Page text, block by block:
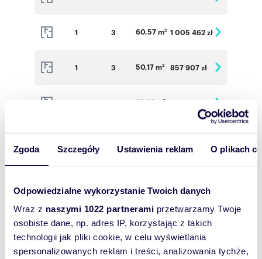
Zgoda Szczegóły Ustawienia reklam O plikach
Odpowiedzialne wykorzystanie Twoich danych
Wraz z naszymi 1022 partnerami przetwarzamy Twoje
osobiste dane, np. adres IP, korzystając z takich
technologii jak pliki cookie, w celu wyświetlania
spersonalizowanych reklam i treści, analizowania tychże,
1 3 60,57 m2 1 005 462 zł
1 3 50,17 m2 857 907 zł
62,62 m 2
77,94 m
3 4 77,46 m 1 285 836 zł
3 3 50,10 m2 891 780 zł